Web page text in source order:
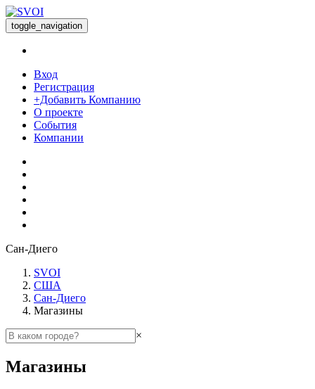
toggle_navigation
Вход
Регистрация
+Добавить Компанию
О проекте
События
Компании
Сан-Диего
SVOI
США
Сан-Диего
Магазины
×
Магазины